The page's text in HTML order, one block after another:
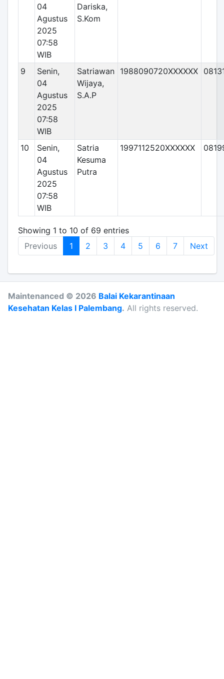
04
Agustus
2025
07:58
WIB
Dariska,
S.Kom
9
Senin,
04
Agustus
2025
07:58
WIB
Satriawan
Wijaya,
S.A.P
1988090720XXXXXX
10
Senin,
04
Agustus
2025
07:58
WIB
Satria
Kesuma
Putra
1997112520XXXXXX
Showing 1 to 10 of 69 entries
Previous
1 2 3 4 5 6 7 Next
Maintenanced © 2026 Balai Kekarantinaan
Kesehatan Kelas I Palembang. All rights reserved.